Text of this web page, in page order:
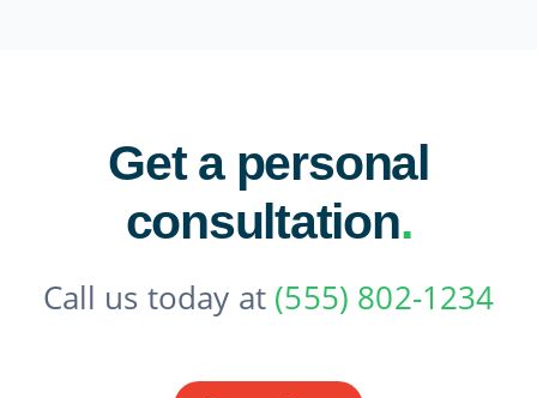
Get a personal
consultation.
Call us today at (555) 802-1234